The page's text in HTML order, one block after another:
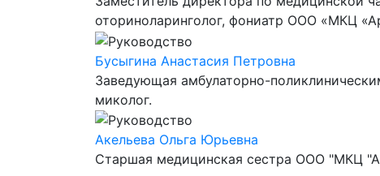
оториноларинголог, фониатр ООО «МКЦ
Бусыгина Анастасия Петровна
Заведующая амбулаторно-
миколог.
Акельева Ольга Юрьевна
Старшая медицинская сестра ООО "МКЦ